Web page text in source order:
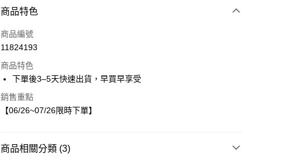
付款方式
信用卡一次付款
Apple Pay
街口支付
商品特色
商品編號
11824193
商品特色
下單後3–5天快速出貨，早買早享受
銷售重點
【06/26~07/26限時下單】
商品相關分類 (3)